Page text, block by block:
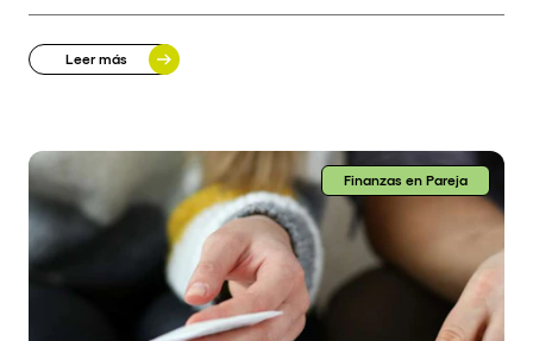
Leer más
Finanzas en Pareja